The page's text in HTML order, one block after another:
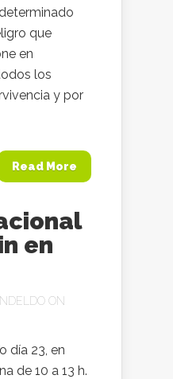
que
en
los
y por
Read More
en
ON
día 23, en
de 10 a 13 h.